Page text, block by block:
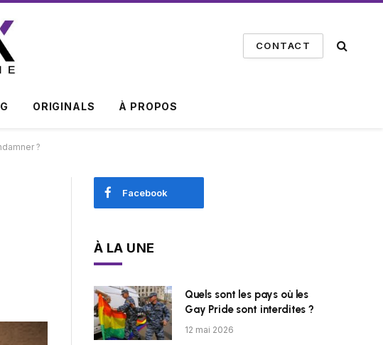
CONTACT
ORIGINALS À PROPOS
?
Facebook
À LA UNE
Quels sont les pays où les
Gay Pride sont interdites ?
12 mai 2026